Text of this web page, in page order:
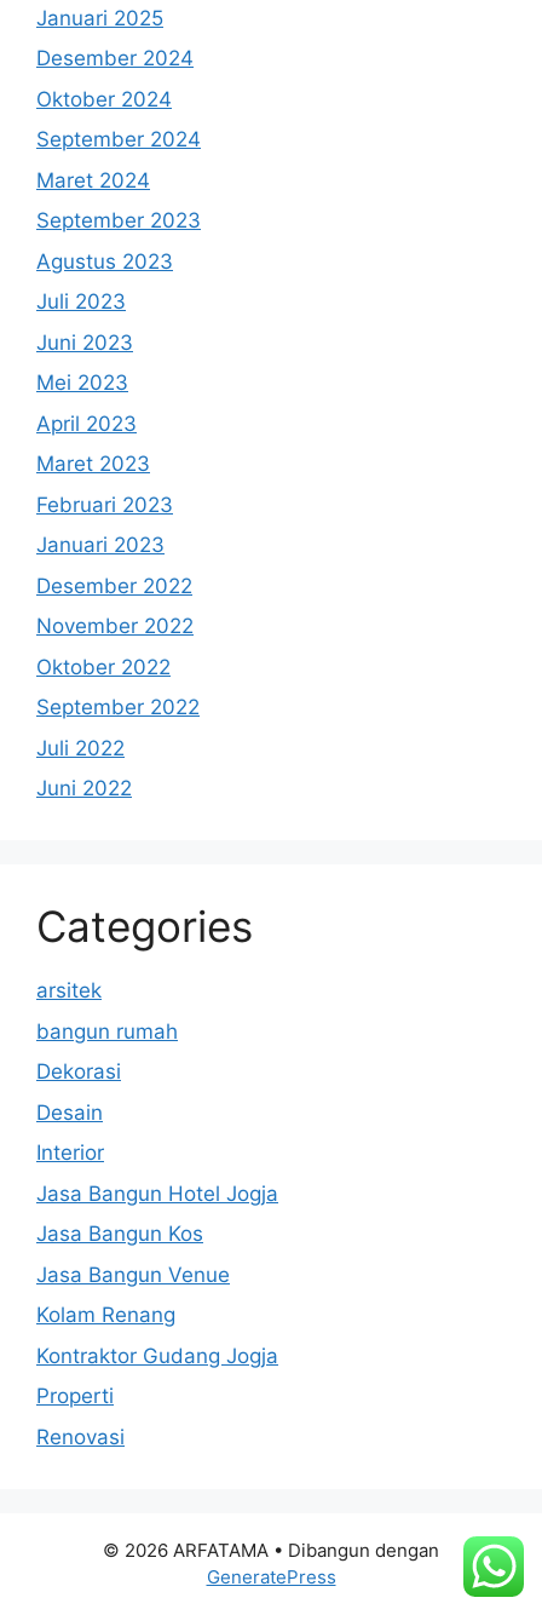
Januari 2025
Desember 2024
Oktober 2024
September 2024
Maret 2024
September 2023
Agustus 2023
Juli 2023
Juni 2023
Mei 2023
April 2023
Maret 2023
Februari 2023
Januari 2023
Desember 2022
November 2022
Oktober 2022
September 2022
Juli 2022
Juni 2022
Categories
arsitek
bangun rumah
Dekorasi
Desain
Interior
Jasa Bangun Hotel Jogja
Jasa Bangun Kos
Jasa Bangun Venue
Kolam Renang
Kontraktor Gudang Jogja
Properti
Renovasi
© 2026 ARFATAMA • Dibangun dengan
GeneratePress